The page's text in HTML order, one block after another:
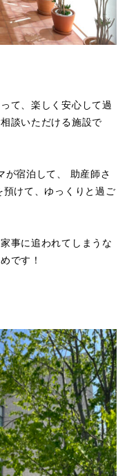
て、楽しく安心して過
談いただける施設で
が宿泊して、 助産師さ
けて、ゆっくりと過ご
事に追われてしまうな
です！